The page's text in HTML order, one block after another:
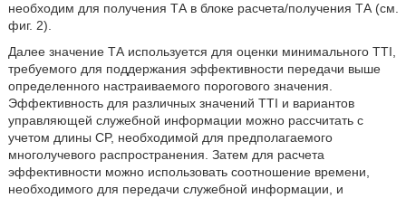
необходим для получения ТА в блоке расчета/получения ТА (см.
фиг. 2).
Далее значение ТА используется для оценки минимального TTI,
требуемого для поддержания эффективности передачи выше
определенного настраиваемого порогового значения.
Эффективность для различных значений TTI и вариантов
управляющей служебной информации можно рассчитать с
учетом длины CP, необходимой для предполагаемого
многолучевого распространения. Затем для расчета
эффективности можно использовать соотношение времени,
необходимого для передачи служебной информации, и